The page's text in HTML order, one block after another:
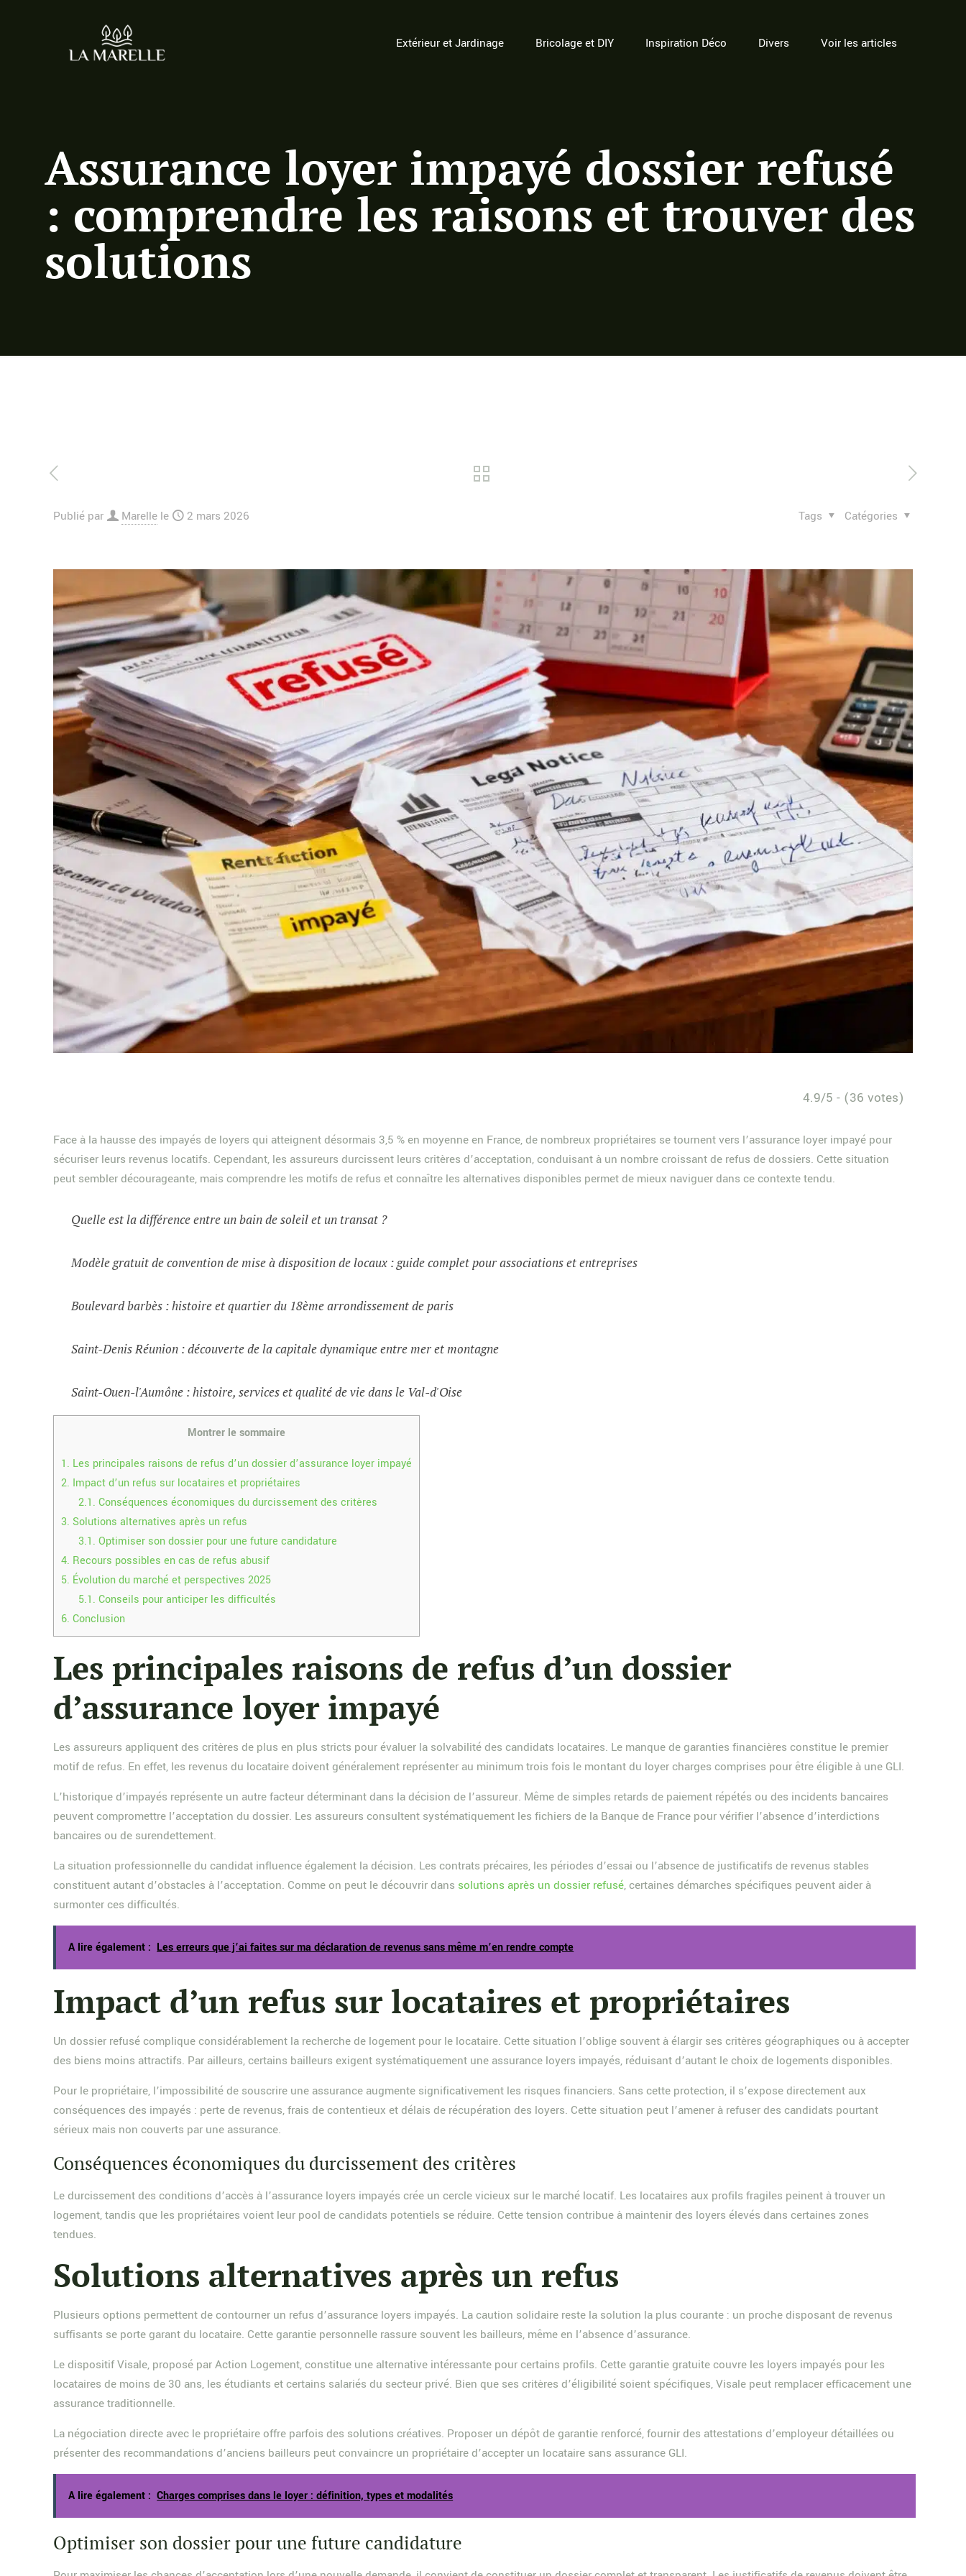
Extérieur et Jardinage Bricolage et DIY Inspiration Déco Divers Voir les articles
Assurance loyer impayé dossier refusé
: comprendre les raisons et trouver des
solutions
Publié par Marelle le 2 mars 2026 Catégories
Tags
4.9/5 - (36 votes)
Face à la hausse des impayés de loyers qui atteignent désormais 3,5 % en moyenne en France, de nombreux propriétaires se tournent vers l’assurance loyer impayé pour
sécuriser leurs revenus locatifs. Cependant, les assureurs durcissent leurs critères d’acceptation, conduisant à un nombre croissant de refus de dossiers. Cette situation
peut sembler décourageante, mais comprendre les motifs de refus et connaître les alternatives disponibles permet de mieux naviguer dans ce contexte tendu.
Quelle est la différence entre un bain de soleil et un transat ?
Modèle gratuit de convention de mise à disposition de locaux : guide complet pour associations et entreprises
Boulevard barbès : histoire et quartier du 18ème arrondissement de paris
Saint-Denis Réunion : découverte de la capitale dynamique entre mer et montagne
Saint-Ouen-l'Aumône : histoire, services et qualité de vie dans le Val-d'Oise
Montrer le sommaire
1. Les principales raisons de refus d’un dossier d’assurance loyer impayé
2. Impact d’un refus sur locataires et propriétaires
2.1. Conséquences économiques du durcissement des critères
3. Solutions alternatives après un refus
3.1. Optimiser son dossier pour une future candidature
4. Recours possibles en cas de refus abusif
5. Évolution du marché et perspectives 2025
5.1. Conseils pour anticiper les difficultés
6. Conclusion
Les principales raisons de refus d’un dossier
d’assurance loyer impayé
Les assureurs appliquent des critères de plus en plus stricts pour évaluer la solvabilité des candidats locataires. Le manque de garanties financières constitue le premier
motif de refus. En effet, les revenus du locataire doivent généralement représenter au minimum trois fois le montant du loyer charges comprises pour être éligible à une GLI.
L’historique d’impayés représente un autre facteur déterminant dans la décision de l’assureur. Même de simples retards de paiement répétés ou des incidents bancaires
peuvent compromettre l’acceptation du dossier. Les assureurs consultent systématiquement les fichiers de la Banque de France pour vérifier l’absence d’interdictions
bancaires ou de surendettement.
La situation professionnelle du candidat influence également la décision. Les contrats précaires, les périodes d’essai ou l’absence de justificatifs de revenus stables
constituent autant d’obstacles à l’acceptation. Comme on peut le découvrir dans solutions après un dossier refusé, certaines démarches spécifiques peuvent aider à
surmonter ces difficultés.
A lire également : Les erreurs que j’ai faites sur ma déclaration de revenus sans même m’en rendre compte
Impact d’un refus sur locataires et propriétaires
Un dossier refusé complique considérablement la recherche de logement pour le locataire. Cette situation l’oblige souvent à élargir ses critères géographiques ou à accepter
des biens moins attractifs. Par ailleurs, certains bailleurs exigent systématiquement une assurance loyers impayés, réduisant d’autant le choix de logements disponibles.
Pour le propriétaire, l’impossibilité de souscrire une assurance augmente significativement les risques financiers. Sans cette protection, il s’expose directement aux
conséquences des impayés : perte de revenus, frais de contentieux et délais de récupération des loyers. Cette situation peut l’amener à refuser des candidats pourtant
sérieux mais non couverts par une assurance.
Conséquences économiques du durcissement des critères
Le durcissement des conditions d’accès à l’assurance loyers impayés crée un cercle vicieux sur le marché locatif. Les locataires aux profils fragiles peinent à trouver un
logement, tandis que les propriétaires voient leur pool de candidats potentiels se réduire. Cette tension contribue à maintenir des loyers élevés dans certaines zones
tendues.
Solutions alternatives après un refus
Plusieurs options permettent de contourner un refus d’assurance loyers impayés. La caution solidaire reste la solution la plus courante : un proche disposant de revenus
suffisants se porte garant du locataire. Cette garantie personnelle rassure souvent les bailleurs, même en l’absence d’assurance.
Le dispositif Visale, proposé par Action Logement, constitue une alternative intéressante pour certains profils. Cette garantie gratuite couvre les loyers impayés pour les
locataires de moins de 30 ans, les étudiants et certains salariés du secteur privé. Bien que ses critères d’éligibilité soient spécifiques, Visale peut remplacer efficacement une
assurance traditionnelle.
La négociation directe avec le propriétaire offre parfois des solutions créatives. Proposer un dépôt de garantie renforcé, fournir des attestations d’employeur détaillées ou
présenter des recommandations d’anciens bailleurs peut convaincre un propriétaire d’accepter un locataire sans assurance GLI.
A lire également : Charges comprises dans le loyer : définition, types et modalités
Optimiser son dossier pour une future candidature